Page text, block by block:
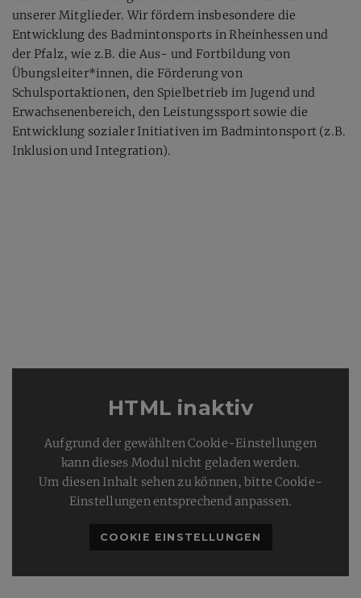
unserer Mitglieder. Wir fördern insbesondere die
Entwicklung des Badmintonsports in Rheinhessen und
der Pfalz, wie z.B. die Aus- und Fortbildung von
Übungsleiter*innen, die Förderung von
Schulsportaktionen, den Spielbetrieb im Jugend und
Erwachsenenbereich, den Leistungssport sowie die
Entwicklung sozialer Initiativen im Badmintonsport (z.B.
Inklusion und Integration).
HTML inaktiv
Aufgrund der gewählten Cookie-Einstellungen
kann dieses Modul nicht geladen werden.
Um diesen Inhalt sehen zu können, bitte Cookie-
Einstellungen entsprechend anpassen.
COOKIE EINSTELLUNGEN